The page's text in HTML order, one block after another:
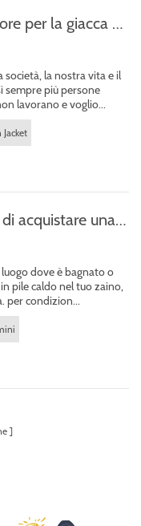
Giacca softshell, la scelta migliore per la giacca esterna
la nostra vita e il
sempre più persone
lavorano e voglio...
Cose che dovreste considerare di acquistare una giacca in pile per outdoor adventure
dove è bagnato o
pile caldo nel tuo zaino,
per condizion...